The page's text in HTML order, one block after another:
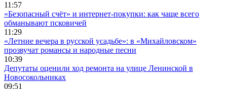
11:57
«Безопасный счёт» и интернет-покупки: как чаще всего
обманывают псковичей
11:29
«Летние вечера в русской усадьбе»: в «Михайловском»
прозвучат романсы и народные песни
10:39
Депутаты оценили ход ремонта на улице Ленинской в
Новосокольниках
09:51